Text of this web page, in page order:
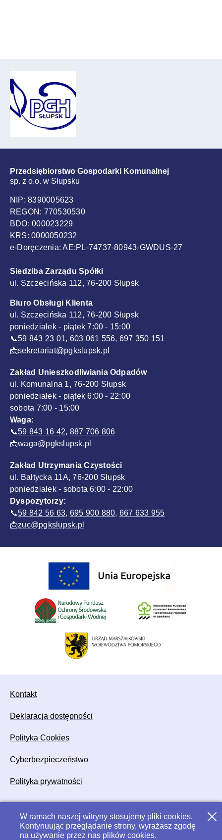
Przedsiębiorstwo Gospodarki Komunalnej
sp. z o.o. w Słupsku
NIP: 8390005623
REGON: 770530530
BDO: 000023229
KRS: 0000050232
e-Doręczenia: AE:PL-74737-80943-GWDUS-27
Siedziba Zarządu Spółki
ul. Szczecińska 112, 76-200 Słupsk
Biuro Obsługi Klienta
ul. Szczecińska 112, 76-200 Słupsk
poniedziałek - piątek 7:00 - 15:00
📞59 843 23 01, 603 061 556, 697 350 151
📩sekretariat@pgkslupsk.pl
Zakład Unieszkodliwiania Odpadów
ul. Komunalna 1, 76-200 Słupsk
poniedziałek - piątek 6:00 - 22:00
sobota 7:00 - 15:00
Waga:
📞59 843 16 42, 887 706 806
📩waga@pgkslupsk.pl
Zakład Utrzymania Czystości
ul. Bałtycka 11A, 76-200 Słupsk
poniedziałek - sobota 6:00 - 22:00
Dyspozytorzy:
📞59 842 56 63, 695 900 880, 667 633 955
📩zuc@pgkslupsk.pl
Sponsorzy
Kontakt
Deklaracja dostępności
Polityka Cookies
Cyberbezpieczeństwo
Polityka prywatności
W ramach naszej witryny stosujemy pliki cookies.
Kontynuując przeglądanie strony, wyrażasz zgodę
na używanie przez nas plików cookies.